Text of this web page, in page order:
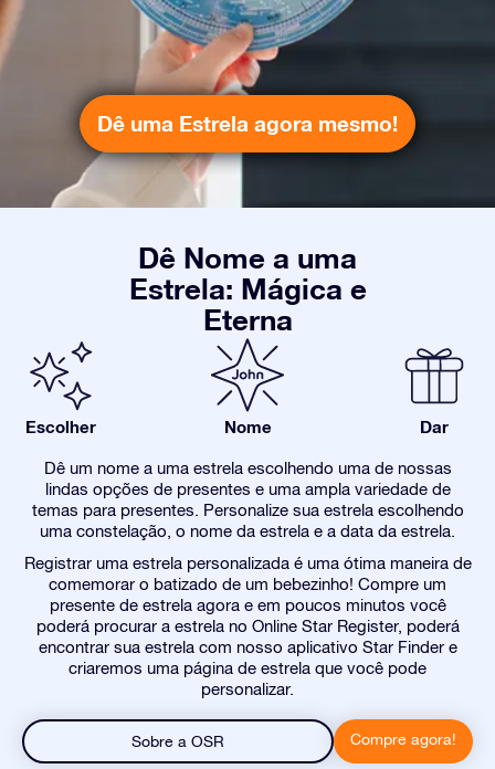
Dê uma Estrela agora mesmo!
Dê Nome a uma
Estrela: Mágica e
Eterna
Escolher Nome Dar
Dê um nome a uma estrela escolhendo uma de nossas
lindas opções de presentes e uma ampla variedade de
temas para presentes. Personalize sua estrela escolhendo
uma constelação, o nome da estrela e a data da estrela.
Registrar uma estrela personalizada é uma ótima maneira de
comemorar o batizado de um bebezinho! Compre um
presente de estrela agora e em poucos minutos você
poderá procurar a estrela no Online Star Register, poderá
encontrar sua estrela com nosso aplicativo Star Finder e
criaremos uma página de estrela que você pode
personalizar.
Sobre a OSR Compre agora!